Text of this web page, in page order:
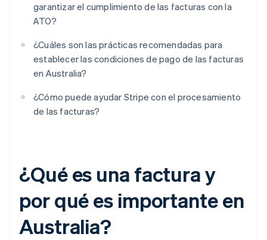
garantizar el cumplimiento de las facturas con la
ATO?
¿Cuáles son las prácticas recomendadas para
establecer las condiciones de pago de las facturas
en Australia?
¿Cómo puede ayudar Stripe con el procesamiento
de las facturas?
¿Qué es una factura y
por qué es importante en
Australia?